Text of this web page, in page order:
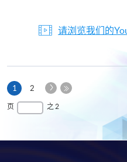
请浏览我们的
1 本
页
2
下
页
页 之 2